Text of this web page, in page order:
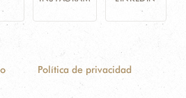
Política de privacidad